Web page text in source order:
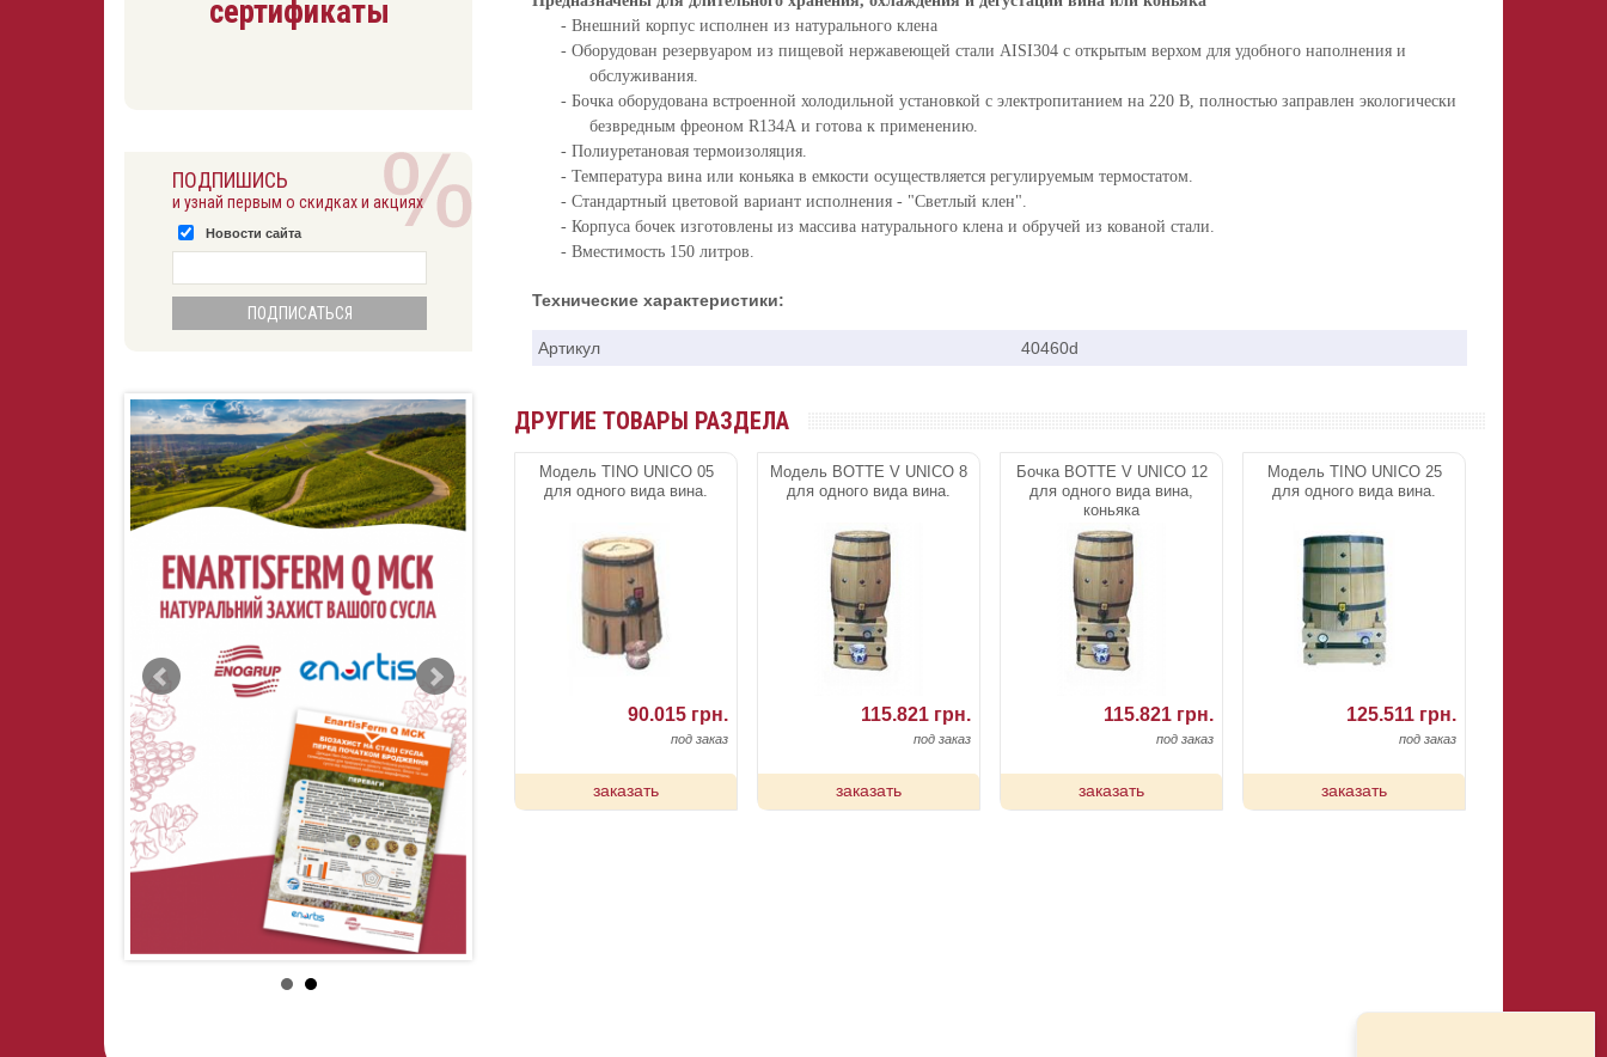
- Внешний корпус исполнен из натурального клена
- Оборудован резервуаром из пищевой нержавеющей стали AISI304 с открытым верхом для удобного наполнения и
обслуживания.
- Бочка оборудована встроенной холодильной установкой с электропитанием на 220 В, полностью заправлен экологически
безвредным фреоном R134А и готова к применению.
- Полиуретановая термоизоляция.
- Температура вина или коньяка в емкости осуществляется регулируемым термостатом.
- Стандартный цветовой вариант исполнения - "Светлый клен".
- Корпуса бочек изготовлены из массива натурального клена и обручей из кованой стали.
- Вместимость 150 литров.
Технические характеристики:
Артикул 40460d
ДРУГИЕ ТОВАРЫ РАЗДЕЛА
Модель TINO UNICO 05
для одного вида вина.
90.015 грн.
под заказ
заказать
Модель BOTTE V UNICO 8
для одного вида вина.
115.821 грн.
под заказ
заказать
Бочка BOTTE V UNICO 12
для одного вида вина,
коньяка
115.821 грн.
под заказ
заказать
Модель TINO UNICO 25
для одного вида вина.
125.511 грн.
под заказ
заказать
сертификаты
ПОДПИШИСЬ
и узнай первым о скидках и акциях
Новости сайта